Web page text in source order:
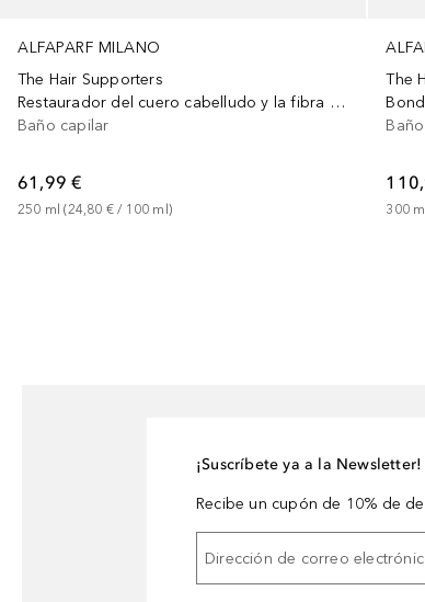
ALFAPARF MILANO
The Hair Supporters
Restaurador del cuero cabelludo y la fibra - Paso 3
Baño capilar
61,99 €
250 ml (24,80 € / 100 ml)
The
300
¡Suscríbete ya a la Newsletter!
Recibe un cupón de 10% de
Dirección de correo